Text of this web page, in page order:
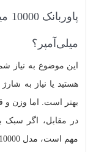
میلی‌آمپر؟
این موضوع به نیاز
بهتر است. اما وزن و
در مقابل، اگر سبک